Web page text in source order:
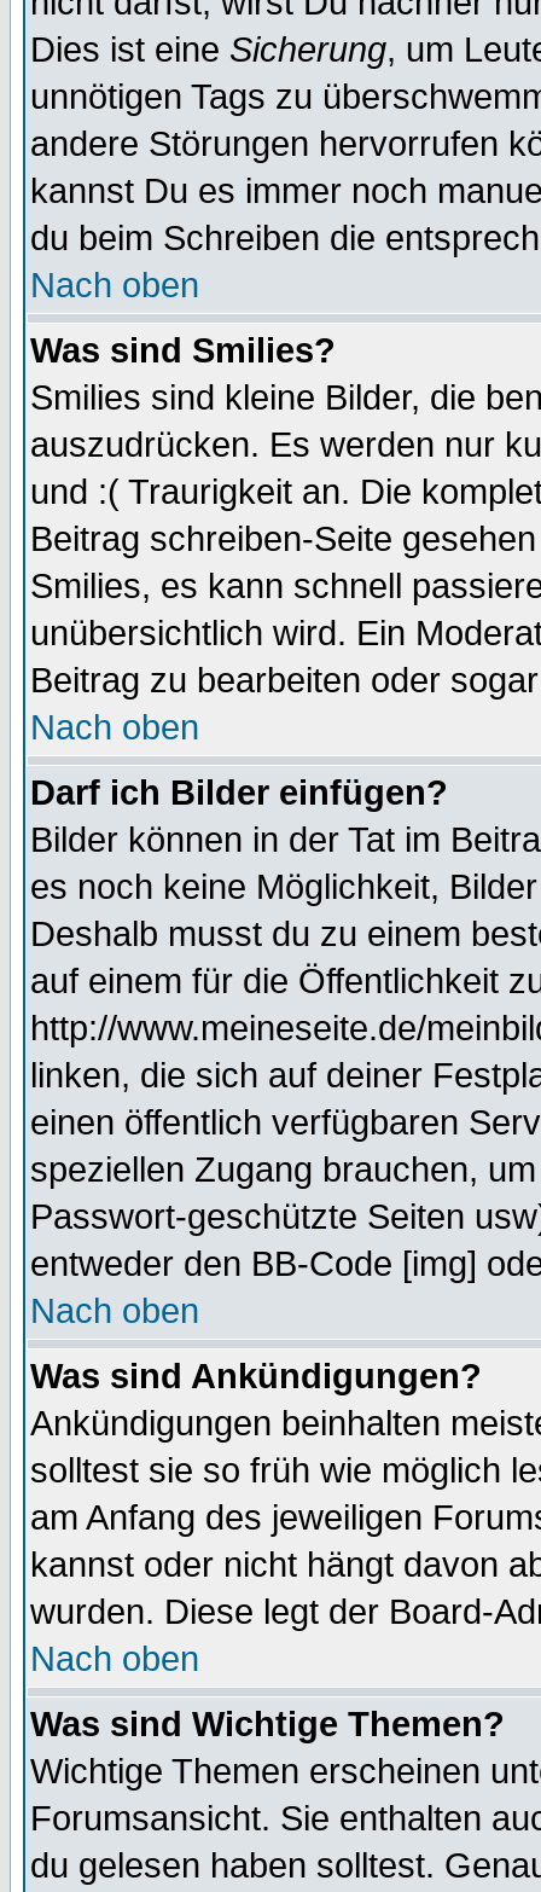
Dies ist eine Sicherung, um
unnötigen Tags zu
andere Störungen hervorrufen
kannst Du es immer noch
du beim Schreiben die
Nach oben
Was sind Smilies?
Smilies sind kleine Bilder, die
auszudrücken. Es werden nur
und :( Traurigkeit an. Die
Beitrag schreiben-Seite
Smilies, es kann schnell
unübersichtlich wird. Ein
Beitrag zu bearbeiten oder
Nach oben
Darf ich Bilder einfügen?
Bilder können in der Tat im
es noch keine Möglichkeit,
Deshalb musst du zu einem
auf einem für die Öffentlichkeit
http://www.meineseite.de/
linken, die sich auf deiner
einen öffentlich verfügbaren
speziellen Zugang brauchen,
Passwort-geschützte Seiten
entweder den BB-Code [img]
Nach oben
Was sind Ankündigungen?
Ankündigungen beinhalten
solltest sie so früh wie möglich
am Anfang des jeweiligen
kannst oder nicht hängt davon
wurden. Diese legt der Board-
Nach oben
Was sind Wichtige Themen?
Wichtige Themen erscheinen
Forumsansicht. Sie enthalten
du gelesen haben solltest.